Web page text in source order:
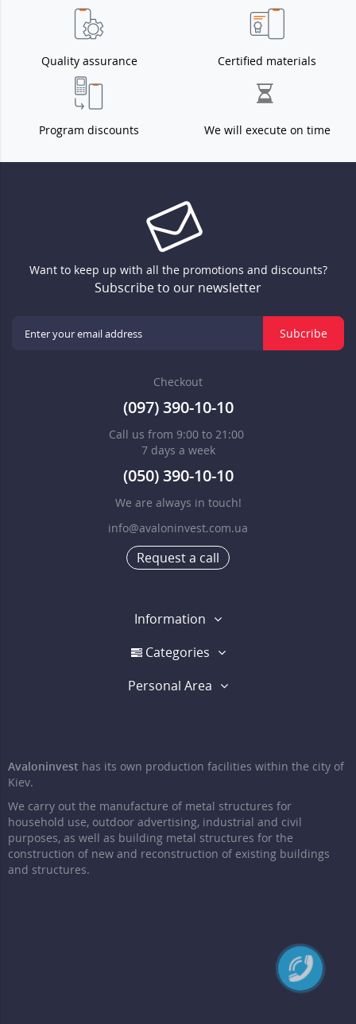
Quality assurance Certified materials
Program discounts We will execute on time
Want to keep up with all the promotions and discounts?
Subscribe to our newsletter
Subcribe
Checkout
(097) 390-10-10
Call us from 9:00 to 21:00
7 days a week
(050) 390-10-10
We are always in touch!
info@avaloninvest.com.ua
Request a call
Information
Categories
Personal Area
Avaloninvest has its own production facilities within the city of
Kiev.
We carry out the manufacture of metal structures for
household use, outdoor advertising, industrial and civil
purposes, as well as building metal structures for the
construction of new and reconstruction of existing buildings
and structures.